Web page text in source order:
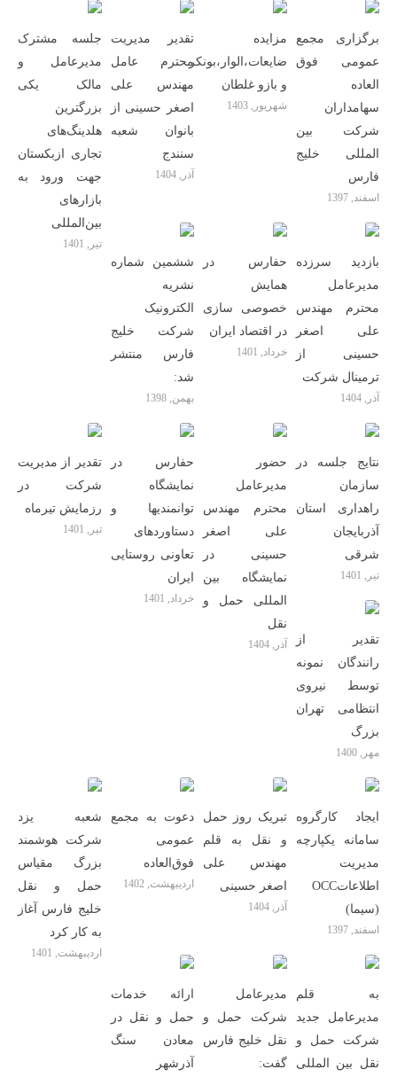
جلسه مشترک
مدیرعامل و
مالک یکی
بزرگترین
هلدینگ‌‎های
تجاری ازبکستان
جهت ورود به
بازارهای
بین‌المللی
تیر, 1401
تقدیر مدیریت
محترم عامل
مهندس علی
اصغر حسینی از
بانوان شعبه
سنندج
آذر, 1404
مزایده
ضایعات‌،الوار،بونکر
و بازو غلطان
شهریور, 1403
برگزاری مجمع
عمومی فوق
العاده
سهامداران
شرکت بین
المللی خلیج
فارس
اسفند, 1397
ششمین شماره
نشریه
الکترونیک
شرکت خلیج
فارس منتشر
شد:
بهمن, 1398
حفارس در
همایش
خصوصی سازی
در اقتصاد ایران
خرداد, 1401
بازدید سرزده
مدیرعامل
محترم مهندس
علی اصغر
حسینی از
ترمینال شرکت
آذر, 1404
تقدیر از مدیریت
شرکت در
رزمایش تیرماه
تیر, 1401
حفارس در
نمایشگاه
توانمندیها و
دستاوردهای
تعاونی روستایی
ایران
خرداد, 1401
حضور
مدیرعامل
محترم مهندس
علی اصغر
حسینی در
نمایشگاه بین
المللی حمل و
نقل
آذر, 1404
نتایج جلسه در
سازمان
راهداری استان
آذربایجان
شرقی
تیر, 1401
تقدیر از
رانندگان نمونه
توسط نیروی
انتظامی تهران
بزرگ
مهر, 1400
شعبه یزد
شرکت هوشمند
بزرگ مقیاس
حمل و نقل
خلیج فارس آغاز
به کار کرد
اردیبهشت, 1401
دعوت به مجمع
عمومی
فوق‌العاده
اردیبهشت, 1402
تبریک روز حمل
و نقل به قلم
مهندس علی
اصغر حسینی
آذر, 1404
ایجاد کارگروه
سامانه یکپارچه
مدیریت
اطلاعاتOCC
(سیما)
اسفند, 1397
ارائه خدمات
حمل و نقل در
معادن سنگ
آذرشهر
مدیرعامل
شرکت حمل و
نقل خلیج فارس
گفت:
به قلم
مدیرعامل جدید
شرکت حمل و
نقل بین المللی